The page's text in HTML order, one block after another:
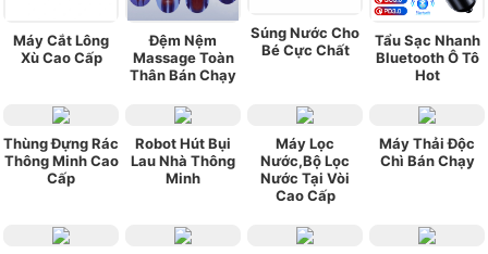
Máy Cắt Lông
Xù Cao Cấp
Đệm Nệm
Massage Toàn
Thân Bán Chạy
Súng Nước Cho
Bé Cực Chất
Tẩu Sạc Nhanh
Bluetooth Ô Tô
Hot
Thùng Đựng Rác
Thông Minh Cao
Cấp
Robot Hút Bụi
Lau Nhà Thông
Minh
Máy Lọc
Nước,Bộ Lọc
Nước Tại Vòi
Cao Cấp
Máy Thải Độc
Chì Bán Chạy